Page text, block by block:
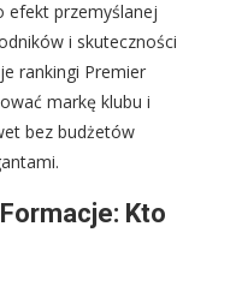
efekt przemyślanej
i skuteczności
rankingi Premier
markę klubu i
bez budżetów
Kto